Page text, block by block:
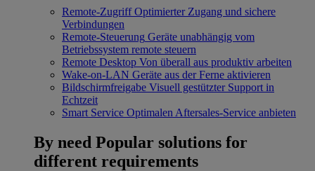
Remote-Zugriff Optimierter Zugang und sichere
Verbindungen
Remote-Steuerung Geräte unabhängig vom
Betriebssystem remote steuern
Remote Desktop Von überall aus produktiv arbeiten
Wake-on-LAN Geräte aus der Ferne aktivieren
Bildschirmfreigabe Visuell gestützter Support in
Echtzeit
Smart Service Optimalen Aftersales-Service anbieten
By need Popular solutions for
different requirements